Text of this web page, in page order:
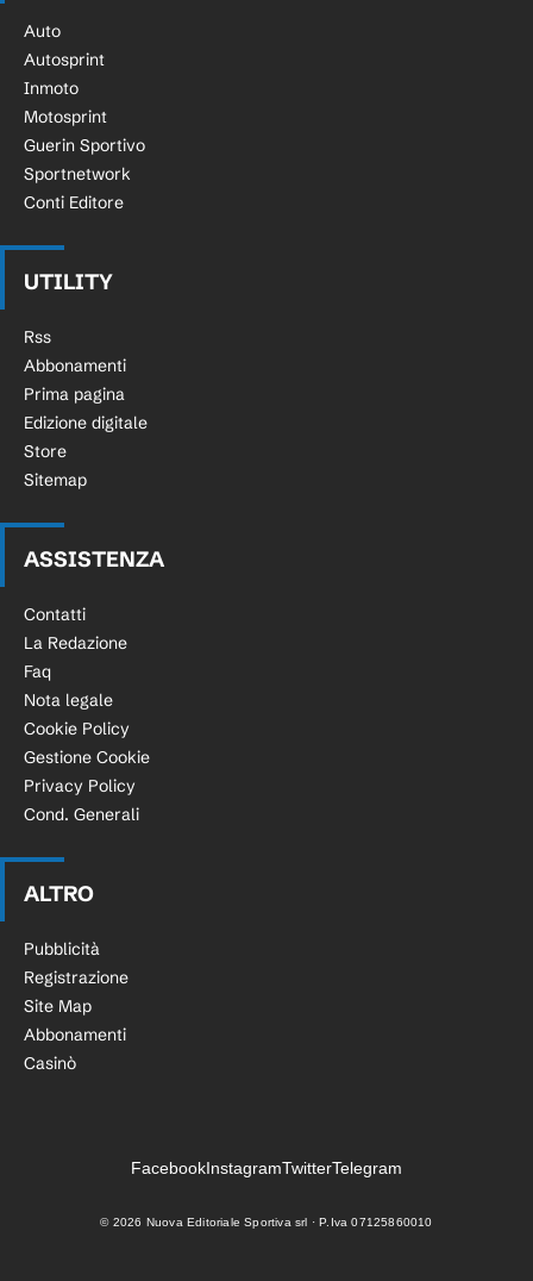
Auto
Autosprint
Inmoto
Motosprint
Guerin Sportivo
Sportnetwork
Conti Editore
UTILITY
Rss
Abbonamenti
Prima pagina
Edizione digitale
Store
Sitemap
ASSISTENZA
Contatti
La Redazione
Faq
Nota legale
Cookie Policy
Gestione Cookie
Privacy Policy
Cond. Generali
ALTRO
Pubblicità
Registrazione
Site Map
Abbonamenti
Casinò
FacebookInstagramTwitterTelegram
© 2026 Nuova Editoriale Sportiva srl · P.Iva 07125860010